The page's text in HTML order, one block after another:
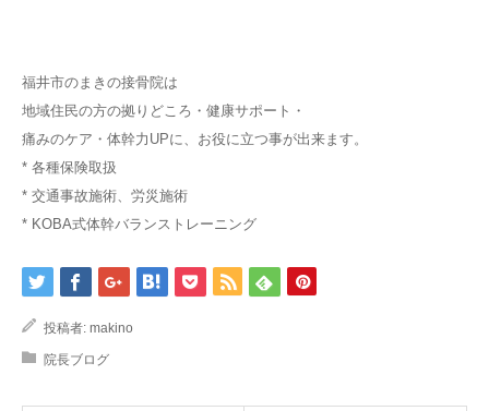
福井市のまきの接骨院は
地域住民の方の拠りどころ・健康サポート・
痛みのケア・体幹力UPに、お役に立つ事が出来ます。
* 各種保険取扱
* 交通事故施術、労災施術
* KOBA式体幹バランストレーニング
投稿者: makino
院長ブログ